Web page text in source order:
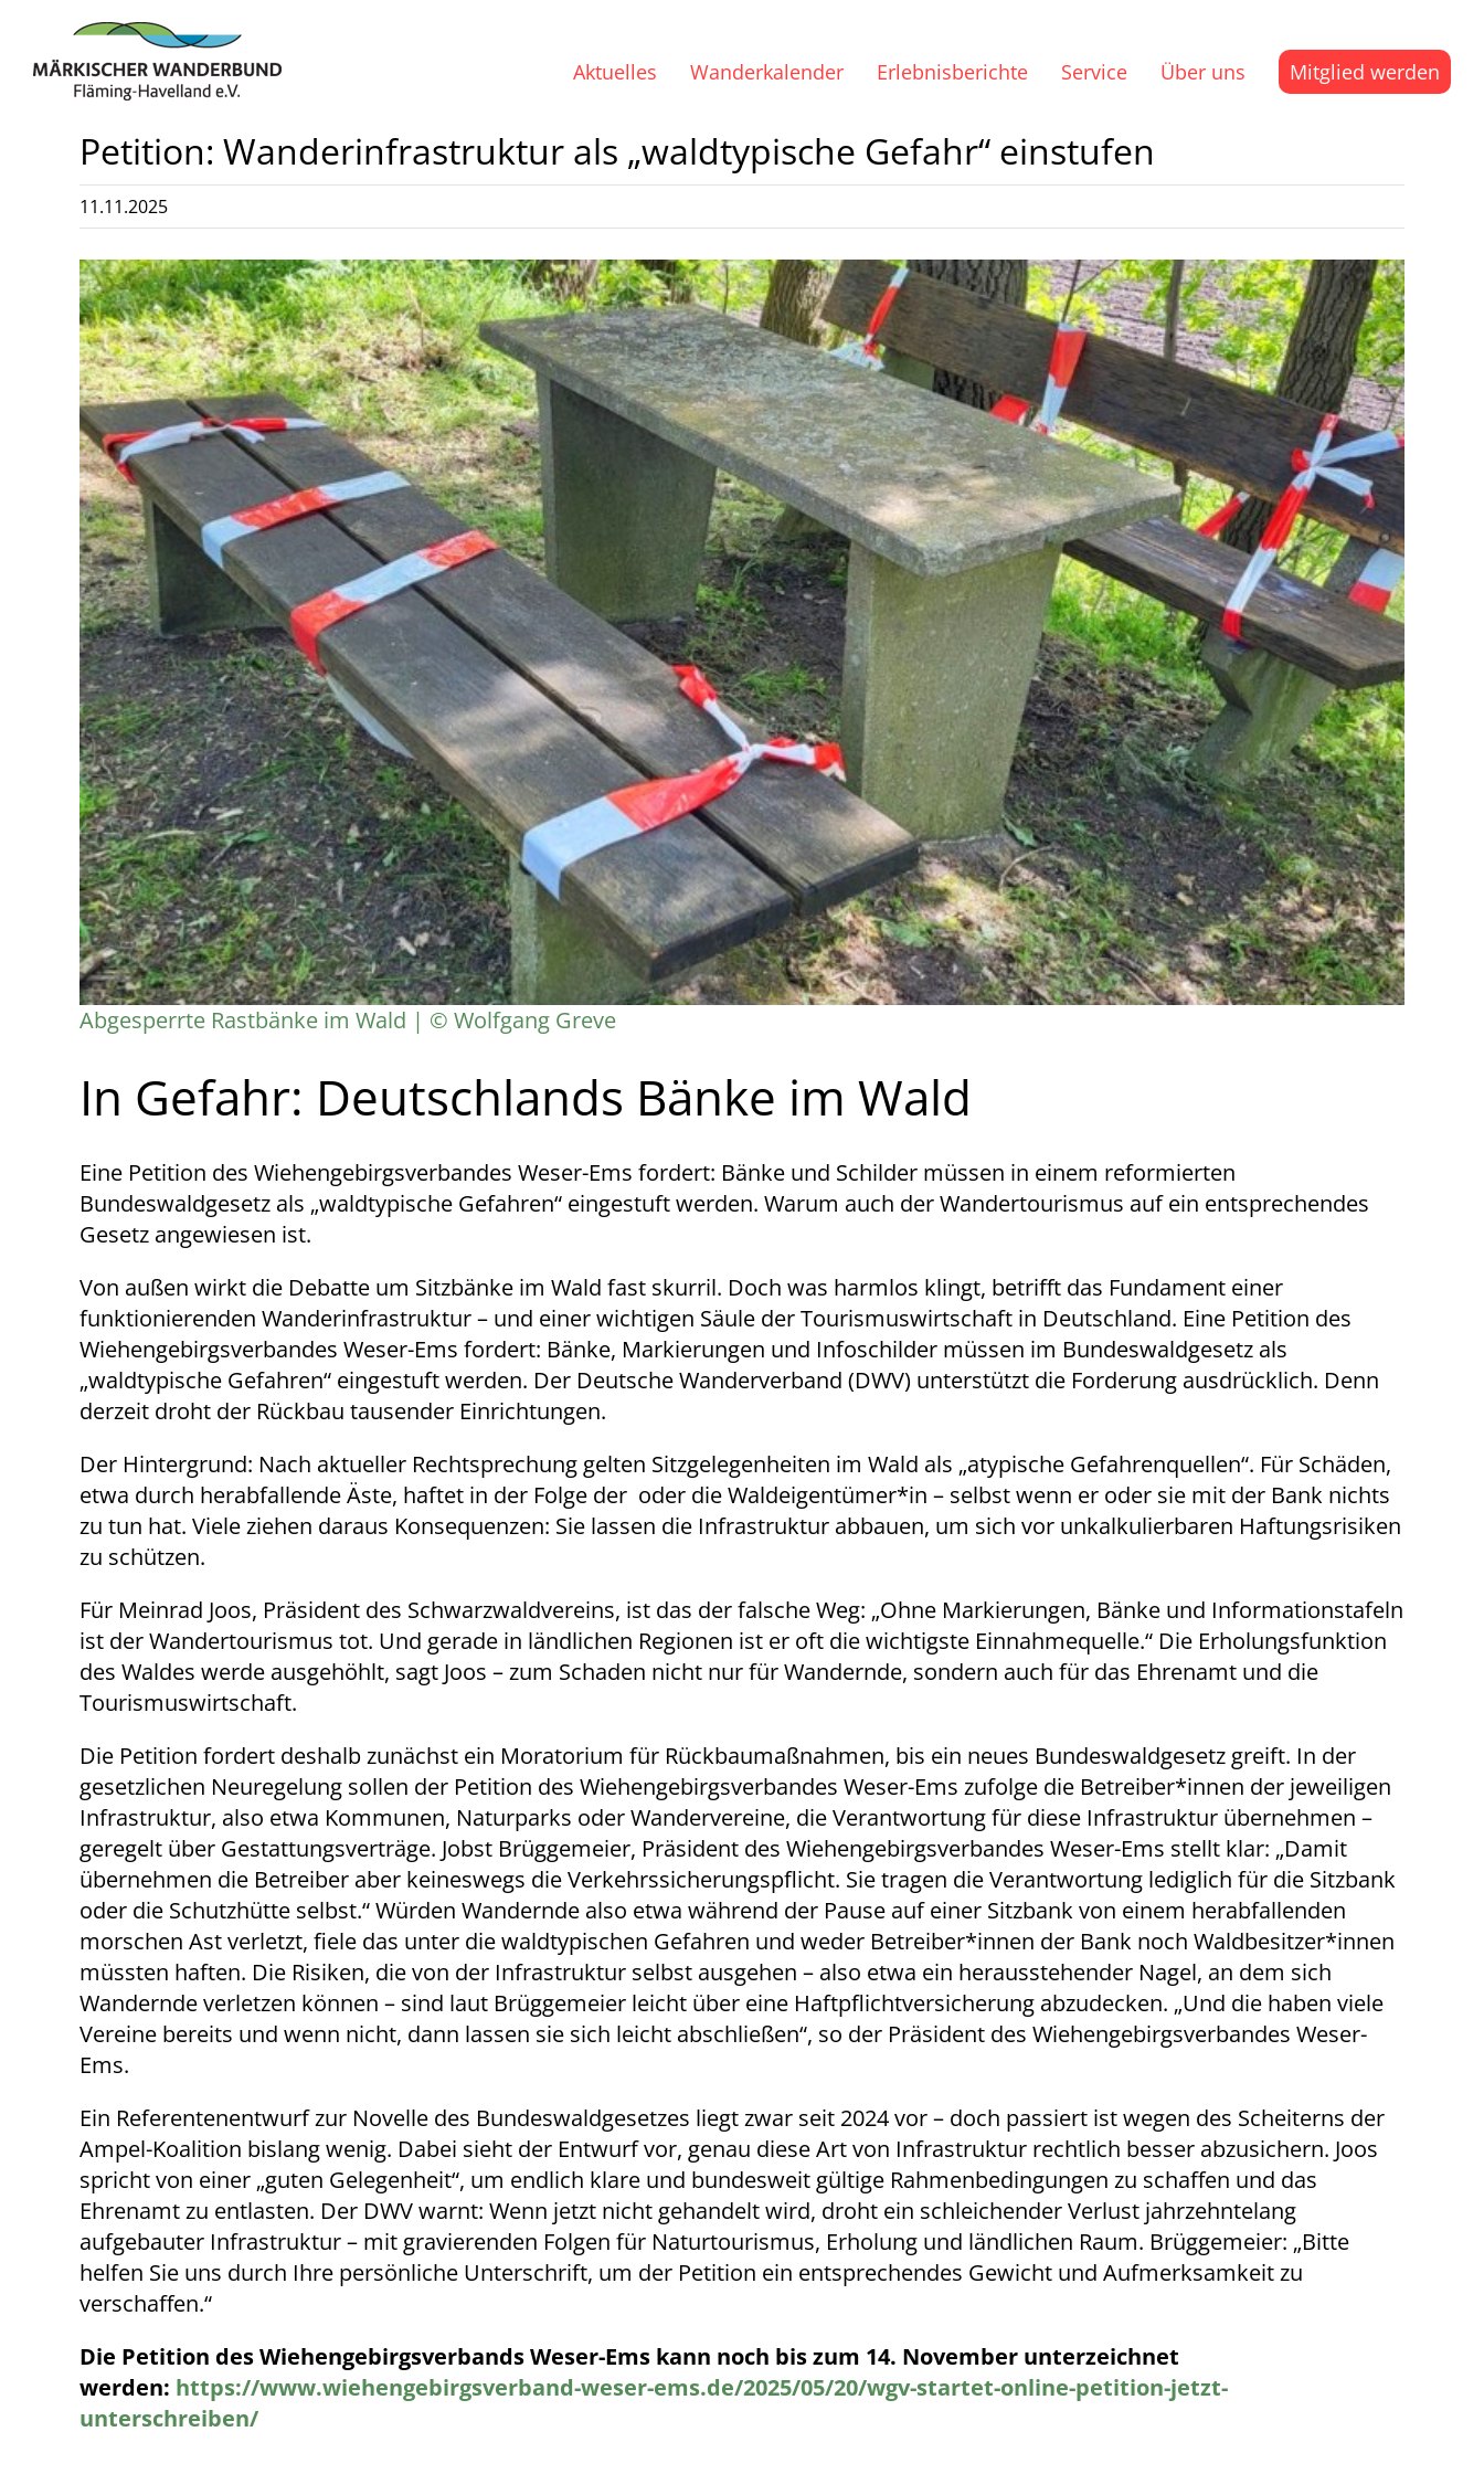
springen
Aktuelles Wanderkalender Erlebnisberichte Service Über uns Mitglied werden
Petition: Wanderinfrastruktur als „waldtypische Gefahr“ einstufen
11.11.2025
Zeige
grösseres
Bild
Abgesperrte Rastbänke im Wald | © Wolfgang Greve
In Gefahr: Deutschlands Bänke im Wald
Eine Petition des Wiehengebirgsverbandes Weser-Ems fordert: Bänke und Schilder müssen in einem reformierten
Bundeswaldgesetz als „waldtypische Gefahren“ eingestuft werden. Warum auch der Wandertourismus auf ein entsprechendes
Gesetz angewiesen ist.
Von außen wirkt die Debatte um Sitzbänke im Wald fast skurril. Doch was harmlos klingt, betrifft das Fundament einer
funktionierenden Wanderinfrastruktur – und einer wichtigen Säule der Tourismuswirtschaft in Deutschland. Eine Petition des
Wiehengebirgsverbandes Weser-Ems fordert: Bänke, Markierungen und Infoschilder müssen im Bundeswaldgesetz als
„waldtypische Gefahren“ eingestuft werden. Der Deutsche Wanderverband (DWV) unterstützt die Forderung ausdrücklich. Denn
derzeit droht der Rückbau tausender Einrichtungen.
Der Hintergrund: Nach aktueller Rechtsprechung gelten Sitzgelegenheiten im Wald als „atypische Gefahrenquellen“. Für Schäden,
etwa durch herabfallende Äste, haftet in der Folge der oder die Waldeigentümer*in – selbst wenn er oder sie mit der Bank nichts
zu tun hat. Viele ziehen daraus Konsequenzen: Sie lassen die Infrastruktur abbauen, um sich vor unkalkulierbaren Haftungsrisiken
zu schützen.
Für Meinrad Joos, Präsident des Schwarzwaldvereins, ist das der falsche Weg: „Ohne Markierungen, Bänke und Informationstafeln
ist der Wandertourismus tot. Und gerade in ländlichen Regionen ist er oft die wichtigste Einnahmequelle.“ Die Erholungsfunktion
des Waldes werde ausgehöhlt, sagt Joos – zum Schaden nicht nur für Wandernde, sondern auch für das Ehrenamt und die
Tourismuswirtschaft.
Die Petition fordert deshalb zunächst ein Moratorium für Rückbaumaßnahmen, bis ein neues Bundeswaldgesetz greift. In der
gesetzlichen Neuregelung sollen der Petition des Wiehengebirgsverbandes Weser-Ems zufolge die Betreiber*innen der jeweiligen
Infrastruktur, also etwa Kommunen, Naturparks oder Wandervereine, die Verantwortung für diese Infrastruktur übernehmen –
geregelt über Gestattungsverträge. Jobst Brüggemeier, Präsident des Wiehengebirgsverbandes Weser-Ems stellt klar: „Damit
übernehmen die Betreiber aber keineswegs die Verkehrssicherungspflicht. Sie tragen die Verantwortung lediglich für die Sitzbank
oder die Schutzhütte selbst.“ Würden Wandernde also etwa während der Pause auf einer Sitzbank von einem herabfallenden
morschen Ast verletzt, fiele das unter die waldtypischen Gefahren und weder Betreiber*innen der Bank noch Waldbesitzer*innen
müssten haften. Die Risiken, die von der Infrastruktur selbst ausgehen – also etwa ein herausstehender Nagel, an dem sich
Wandernde verletzen können – sind laut Brüggemeier leicht über eine Haftpflichtversicherung abzudecken. „Und die haben viele
Vereine bereits und wenn nicht, dann lassen sie sich leicht abschließen“, so der Präsident des Wiehengebirgsverbandes Weser-
Ems.
Ein Referentenentwurf zur Novelle des Bundeswaldgesetzes liegt zwar seit 2024 vor – doch passiert ist wegen des Scheiterns der
Ampel-Koalition bislang wenig. Dabei sieht der Entwurf vor, genau diese Art von Infrastruktur rechtlich besser abzusichern. Joos
spricht von einer „guten Gelegenheit“, um endlich klare und bundesweit gültige Rahmenbedingungen zu schaffen und das
Ehrenamt zu entlasten. Der DWV warnt: Wenn jetzt nicht gehandelt wird, droht ein schleichender Verlust jahrzehntelang
aufgebauter Infrastruktur – mit gravierenden Folgen für Naturtourismus, Erholung und ländlichen Raum. Brüggemeier: „Bitte
helfen Sie uns durch Ihre persönliche Unterschrift, um der Petition ein entsprechendes Gewicht und Aufmerksamkeit zu
verschaffen.“
Die Petition des Wiehengebirgsverbands Weser-Ems kann noch bis zum 14. November unterzeichnet
werden: https://www.wiehengebirgsverband-weser-ems.de/2025/05/20/wgv-startet-online-petition-jetzt-
unterschreiben/